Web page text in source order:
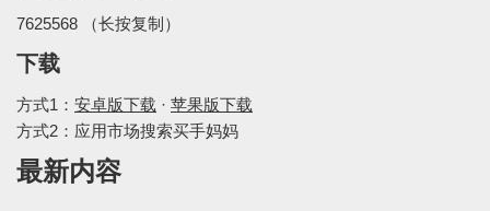
7625568 （长按复制）
下载
方式1： 安卓版下载 · 苹果版下载
方式2：应用市场搜索买手妈妈
最新内容